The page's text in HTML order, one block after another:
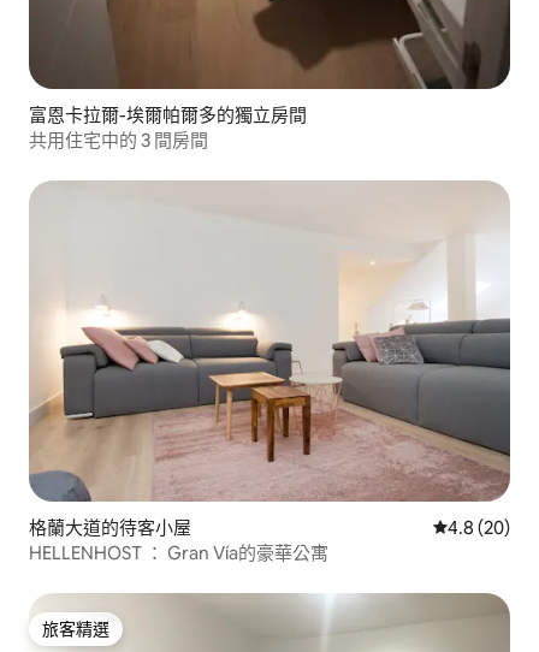
富恩卡拉爾-埃爾帕爾多的獨立房間
共用住宅中的 3 間房間
格蘭大道的待客小屋 從 20 則評
4.8 (20)
HELLENHOST ： Gran Vía的豪華公寓
旅客精選
旅客精選